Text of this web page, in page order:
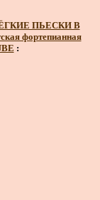
ПЬЕСКИ В
фортепианная
: